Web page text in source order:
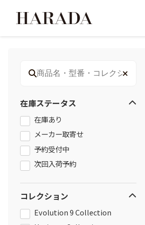
在庫ステータス
在庫あり
メーカー取寄せ
予約受付中
次回入荷予約
コレクション
Evolution 9 Collection